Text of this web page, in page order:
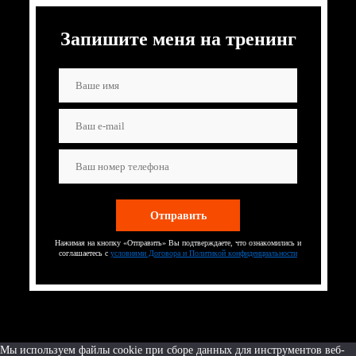
Запишите меня на тренинг
Нажимая на кнопку «Отправить» Вы подтверждаете, что ознакомились и
соглашаетесь с условиями Договора и Политикой конфиденциальности
Мы используем файлы cookie при сборе данных для инструментов веб-